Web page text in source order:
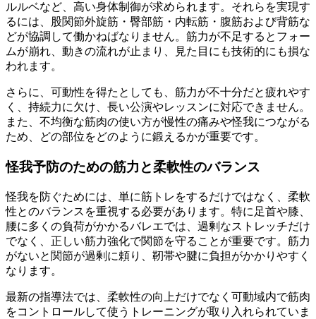
ルルベなど、高い身体制御が求められます。それらを実現す
るには、股関節外旋筋・臀部筋・内転筋・腹筋および背筋な
どが協調して働かねばなりません。筋力が不足するとフォー
ムが崩れ、動きの流れが止まり、見た目にも技術的にも損な
われます。
さらに、可動性を得たとしても、筋力が不十分だと疲れやす
く、持続力に欠け、長い公演やレッスンに対応できません。
また、不均衡な筋肉の使い方が慢性の痛みや怪我につながる
ため、どの部位をどのように鍛えるかが重要です。
怪我予防のための筋力と柔軟性のバランス
怪我を防ぐためには、単に筋トレをするだけではなく、柔軟
性とのバランスを重視する必要があります。特に足首や膝、
腰に多くの負荷がかかるバレエでは、過剰なストレッチだけ
でなく、正しい筋力強化で関節を守ることが重要です。筋力
がないと関節が過剰に頼り、靭帯や腱に負担がかかりやすく
なります。
最新の指導法では、柔軟性の向上だけでなく可動域内で筋肉
をコントロールして使うトレーニングが取り入れられていま